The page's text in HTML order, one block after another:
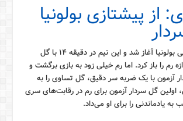
از پیشتازی بولونیا
بازی با برتری نسبی بولونیا آغاز شد و این تیم در دقیقه ۱۴ با گل
رم را باز کرد. اما رم خیلی زود به بازی برگشت و
۲۰، سردار آزمون با یک ضربه سر دقیق، گل تساوی را به
اولین گل سردار آزمون برای رم در رقابت‌های سری
یادماندنی را برای او می‌داد.